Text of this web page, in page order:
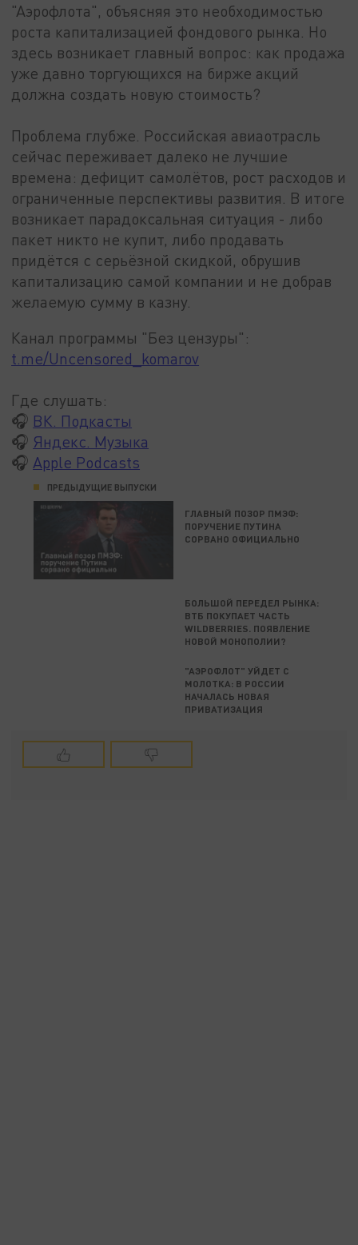
"Аэрофлота", объясняя это необходимостью
роста капитализацией фондового рынка. Но
здесь возникает главный вопрос: как продажа
уже давно торгующихся на бирже акций
должна создать новую стоимость?
Проблема глубже. Российская авиаотрасль
сейчас переживает далеко не лучшие
времена: дефицит самолётов, рост расходов и
ограниченные перспективы развития. В итоге
возникает парадоксальная ситуация - либо
пакет никто не купит, либо продавать
придётся с серьёзной скидкой, обрушив
капитализацию самой компании и не добрав
желаемую сумму в казну.
Канал программы "Без цензуры":
t.me/Uncensored_komarov
Где слушать:
🎧 ВК. Подкасты
🎧 Яндекс. Музыка
🎧 Apple Podcasts
ПРЕДЫДУЩИЕ ВЫПУСКИ
ГЛАВНЫЙ ПОЗОР ПМЭФ:
ПОРУЧЕНИЕ ПУТИНА
СОРВАНО ОФИЦИАЛЬНО
БОЛЬШОЙ ПЕРЕДЕЛ РЫНКА:
ВТБ ПОКУПАЕТ ЧАСТЬ
WILDBERRIES. ПОЯВЛЕНИЕ
НОВОЙ МОНОПОЛИИ?
"АЭРОФЛОТ" УЙДЕТ С
МОЛОТКА: В РОССИИ
НАЧАЛАСЬ НОВАЯ
ПРИВАТИЗАЦИЯ